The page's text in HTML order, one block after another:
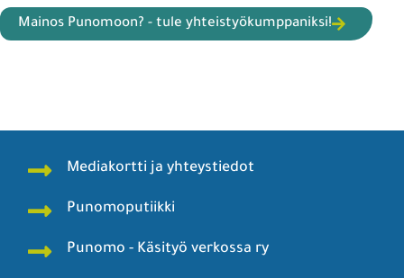
Mainos Punomoon? - tule yhteistyökumppaniksi!
Mediakortti ja yhteystiedot
Punomoputiikki
Punomo - Käsityö verkossa ry